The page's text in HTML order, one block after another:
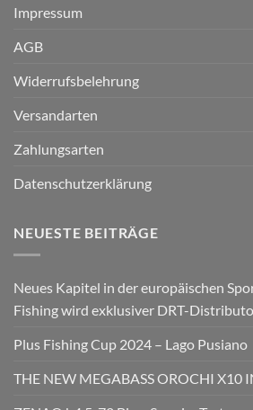
Impressum
AGB
Widerrufsbelehrung
Versandarten
Zahlungsarten
Datenschutzerklärung
NEUESTE BEITRÄGE
Neues Kapitel in der europäischen
Fishing wird exklusiver DRT-
Plus Fishing Cup 2024 – Lago Pusiano
THE NEW MEGABASS OROCHI X10